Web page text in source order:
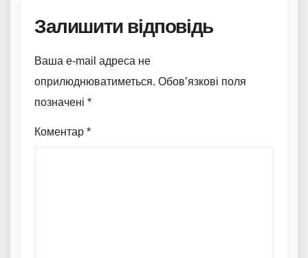
Залишити відповідь
Ваша e-mail адреса не
оприлюднюватиметься. Обов’язкові поля
позначені *
Коментар *